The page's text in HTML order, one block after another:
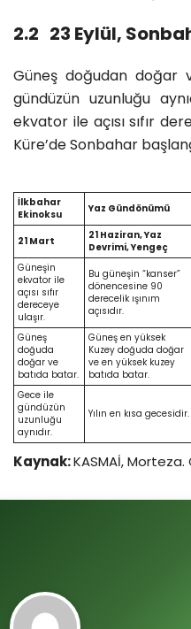
2.2 23 Eylül,
Güneş doğudan doğar
gündüzün uzunluğu
ekvator ile açısı sıfır
Küre’de Sonbahar
İlkbahar
Ekinoksu
Yaz Gündönümü
21 Mart
21 Haziran, Yaz
Devrimi, Yengeç
Güneşin
ekvator ile
açısı sıfır
dereceye
ulaşır.
Bu güneşin “kanser”
dönencesine 90
derecelik ışınım
açısıdır.
Güneş
doğuda
doğar ve
batıda batar.
Güneş en yüksek
Kuzey doğuda doğar
ve en yüksek kuzey
batıda batar.
Gece ile
gündüzün
uzunluğu
aynıdır.
Yılın en kısa gecesidir.
Kaynak:KASMAİ,